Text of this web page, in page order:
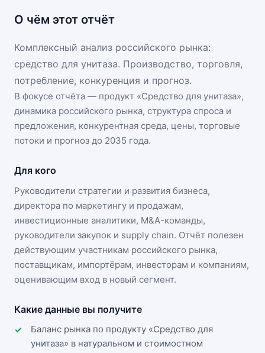
О чём этот отчёт
Комплексный анализ российского рынка:
средство для унитаза. Производство, торговля,
потребление, конкуренция и прогноз.
В фокусе отчёта — продукт «Средство для унитаза»,
динамика российского рынка, структура спроса и
предложения, конкурентная среда, цены, торговые
потоки и прогноз до 2035 года.
Для кого
Руководители стратегии и развития бизнеса,
директора по маркетингу и продажам,
инвестиционные аналитики, M&A-команды,
руководители закупок и supply chain. Отчёт полезен
действующим участникам российского рынка,
поставщикам, импортёрам, инвесторам и компаниям,
оценивающим вход в новый сегмент.
Какие данные вы получите
Баланс рынка по продукту «Средство для
унитаза» в натуральном и стоимостном